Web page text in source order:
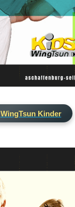
WingTsun Kinder